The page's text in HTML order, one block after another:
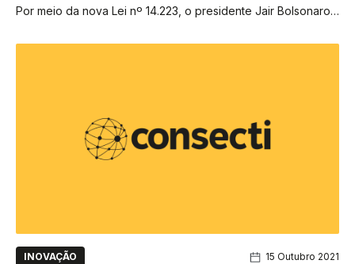
Por meio da nova Lei nº 14.223, o presidente Jair Bolsonaro
R$...
INOVAÇÃO 15 Outubro 2021